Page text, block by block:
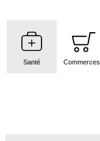
Santé Commerces